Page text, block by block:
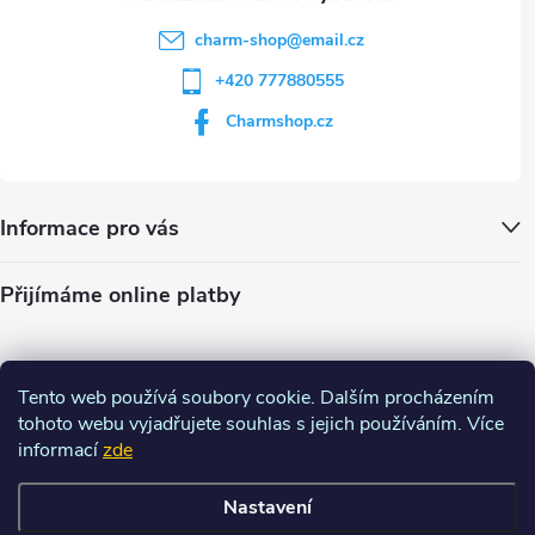
Tento web používá soubory cookie. Dalším procházením
tohoto webu vyjadřujete souhlas s jejich používáním. Více
informacízde
Nastavení
charm-shop@email.cz
+420 777880555
Charmshop.cz
Informace pro vás
Přijímáme online platby